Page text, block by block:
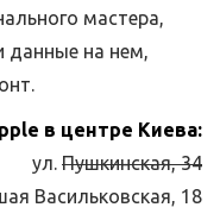
мастера,
данные на нем,
в центре Киева:
ул. Пушкинская, 34
Васильковская, 18